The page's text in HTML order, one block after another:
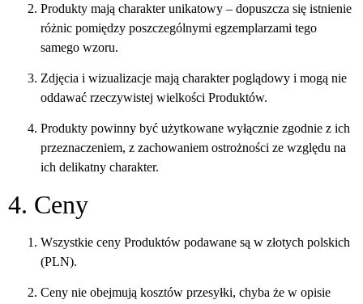
Produkty mają charakter unikatowy – dopuszcza się istnienie
różnic pomiędzy poszczególnymi egzemplarzami tego
samego wzoru.
Zdjęcia i wizualizacje mają charakter poglądowy i mogą nie
oddawać rzeczywistej wielkości Produktów.
Produkty powinny być użytkowane wyłącznie zgodnie z ich
przeznaczeniem, z zachowaniem ostrożności ze względu na
ich delikatny charakter.
4. Ceny
Wszystkie ceny Produktów podawane są w złotych polskich
(PLN).
Ceny nie obejmują kosztów przesyłki, chyba że w opisie